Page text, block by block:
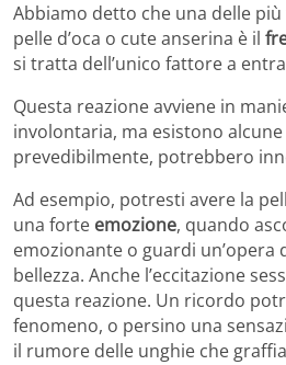
Abbiamo detto che una delle
pelle d’oca o cute anserina è il
si tratta dell’unico fattore a
Questa reazione avviene in
involontaria, ma esistono
prevedibilmente, potrebbero
Ad esempio, potresti avere la
una forte emozione, quando
emozionante o guardi un’opera
bellezza. Anche l’eccitazione
questa reazione. Un ricordo
fenomeno, o persino una
il rumore delle unghie che